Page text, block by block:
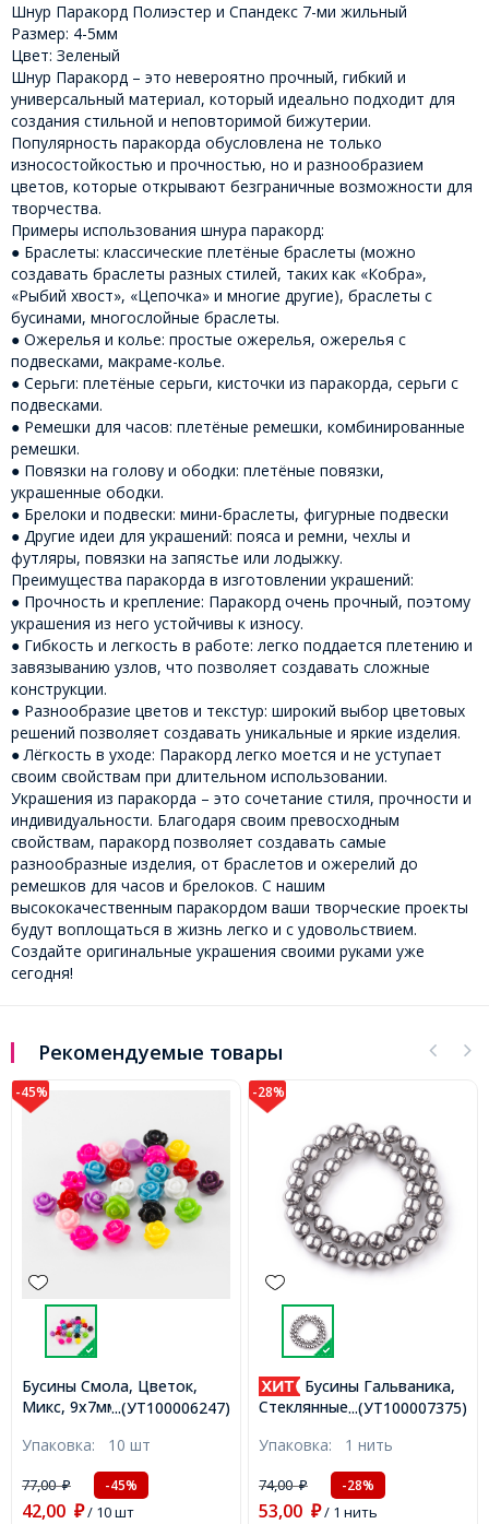
Шнур Паракорд Полиэстер и Спандекс 7-ми жильный
Размер: 4-5мм
Цвет: Зеленый
Шнур Паракорд – это невероятно прочный, гибкий и
универсальный материал, который идеально подходит для
создания стильной и неповторимой бижутерии.
Популярность паракорда обусловлена ​​не только
износостойкостью и прочностью, но и разнообразием
цветов, которые открывают безграничные возможности для
творчества.
Примеры использования шнура паракорд:
● Браслеты: классические плетёные браслеты (можно
создавать браслеты разных стилей, таких как «Кобра»,
«Рыбий хвост», «Цепочка» и многие другие), браслеты с
бусинами, многослойные браслеты.
● Ожерелья и колье: простые ожерелья, ожерелья с
подвесками, макраме-колье.
● Серьги: плетёные серьги, кисточки из паракорда, серьги с
подвесками.
● Ремешки для часов: плетёные ремешки, комбинированные
ремешки.
● Повязки на голову и ободки: плетёные повязки,
украшенные ободки.
● Брелоки и подвески: мини-браслеты, фигурные подвески
● Другие идеи для украшений: пояса и ремни, чехлы и
футляры, повязки на запястье или лодыжку.
Преимущества паракорда в изготовлении украшений:
● Прочность и крепление: Паракорд очень прочный, поэтому
украшения из него устойчивы к износу.
● Гибкость и легкость в работе: легко поддается плетению и
завязыванию узлов, что позволяет создавать сложные
конструкции.
● Разнообразие цветов и текстур: широкий выбор цветовых
решений позволяет создавать уникальные и яркие изделия.
● Лёгкость в уходе: Паракорд легко моется и не уступает
своим свойствам при длительном использовании.
Украшения из паракорда – это сочетание стиля, прочности и
индивидуальности. Благодаря своим превосходным
свойствам, паракорд позволяет создавать самые
разнообразные изделия, от браслетов и ожерелий до
ремешков для часов и брелоков. С нашим
высококачественным паракордом ваши творческие проекты
будут воплощаться в жизнь легко и с удовольствием.
Создайте оригинальные украшения своими руками уже
сегодня!
Рекомендуемые товары
-45%
...(УТ100006247)
Бусины Смола, Цветок,
Микс, 9x7мм, Отверстие
Упаковка: 10 шт
77,00₽ -45%
42,00 ₽/ 10 шт
-28%
...(УТ100007375)
Бусины Гальваника,
Стеклянные, Круглые,
Отверстие 1мм, около
70шт/28см/нить,
(УТ100007375)
Упаковка: 1 нить
74,00₽ -28%
53,00 ₽/ 1 нить